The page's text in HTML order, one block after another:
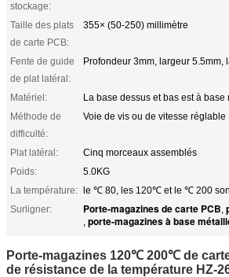
stockage:
Taille des plats
de carte PCB:
355× (50-250) millimètre
Fente de guide
de plat latéral:
Profondeur 3mm, largeur 5.5mm,
Matériel:
La base dessus et bas est à base
Méthode de
difficulté:
Voie de vis ou de vitesse réglable
Plat latéral:
Cinq morceaux assemblés
Poids:
5.0KG
La température: le ℃ 80, les 120℃ et le ℃ 200
Surligner:
Porte-magazines de carte PCB,
, porte-magazines à base
Porte-magazines 120℃ 200℃ de
de résistance de la température HZ-